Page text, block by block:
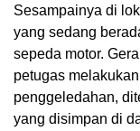
Sesampainya di
yang sedang
sepeda motor.
petugas
penggeledahan,
yang disimpan di